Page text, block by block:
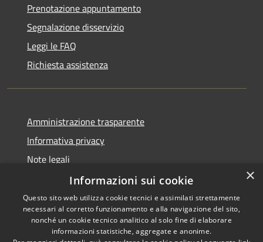
Prenotazione appuntamento
Segnalazione disservizio
Leggi le FAQ
Richiesta assistenza
Amministrazione trasparente
Informativa privacy
Note legali
Dichiarazione di accessibilità
RSS Copyright © 2026 • Comune di
×
Informazioni sui cookie
Questo sito web utilizza cookie tecnici e assimilati strettamente
necessari al corretto funzionamento e alla navigazione del sito,
nonché un cookie tecnico analitico al solo fine di elaborare
informazioni statistiche, aggregate e anonime.